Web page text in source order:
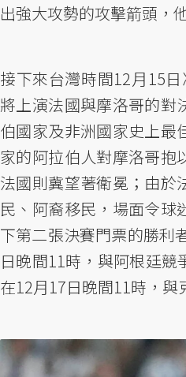
出強大攻勢的攻擊箭頭，
接下來台灣時間12月15
將上演法國與摩洛哥的對
伯國家及非洲國家史上最
家的阿拉伯人對摩洛哥抱
法國則冀望著衛冕；由於
民、阿裔移民，場面令球
下第二張決賽門票的勝利
日晚間11時，與阿根廷
在12月17日晚間11時，與